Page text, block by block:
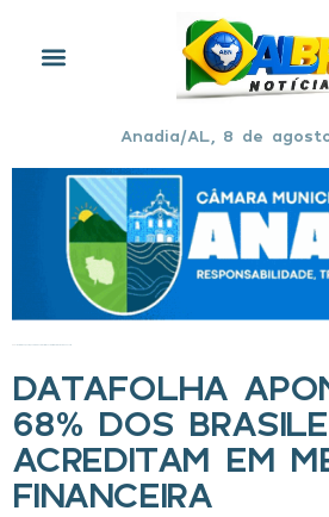
Anadia/AL, 8 de
DATAFOLHA
68% DOS
ACREDITAM EM
FINANCEIRA